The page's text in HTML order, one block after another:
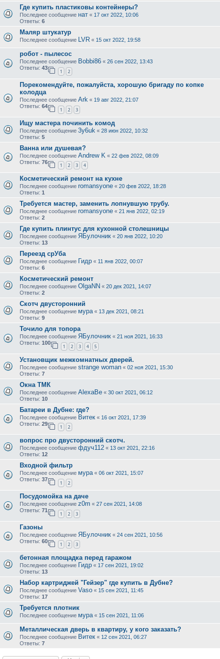
Где купить пластиковы контейнеры?
Последнее сообщение нат « 17 окт 2022, 10:06
Ответы: 6
Маляр штукатур
Последнее сообщение LVR « 15 окт 2022, 19:58
робот - пылесос
Последнее сообщение Bobbi86 « 26 сен 2022, 13:43
Ответы: 43
1 2
Порекомендуйте, пожалуйста, хорошую бригаду по копке
колодца
Последнее сообщение Ark « 19 авг 2022, 21:07
Ответы: 64
1 2 3
Ищу мастера починить комод
Последнее сообщение 3y6uk « 28 июн 2022, 10:32
Ответы: 5
Ванна или душевая?
Последнее сообщение Andrew K « 22 фев 2022, 08:09
Ответы: 76
1 2 3 4
Косметический ремонт на кухне
Последнее сообщение romansyone « 20 фев 2022, 18:28
Ответы: 1
Требуется мастер, заменить лопнувшую трубу.
Последнее сообщение romansyone « 21 янв 2022, 02:19
Ответы: 2
Где купить плинтус для кухонной столешницы
Последнее сообщение ЯБулочник « 20 янв 2022, 10:20
Ответы: 13
Переезд срУба
Последнее сообщение Гидр « 11 янв 2022, 00:07
Ответы: 6
Косметический ремонт
Последнее сообщение OlgaNN « 20 дек 2021, 14:07
Ответы: 2
Скотч двусторонний
Последнее сообщение мура « 13 дек 2021, 08:21
Ответы: 9
Точило для топора
Последнее сообщение ЯБулочник « 21 ноя 2021, 16:33
Ответы: 100
1 2 3 4 5
Установщик межкомнатных дверей.
Последнее сообщение strange woman « 02 ноя 2021, 15:30
Ответы: 7
Окна ТМК
Последнее сообщение AlexaBe « 30 окт 2021, 06:12
Ответы: 10
Батареи в Дубне: где?
Последнее сообщение Витек « 16 окт 2021, 17:39
Ответы: 29
1 2
вопрос про двусторонний скотч.
Последнее сообщение фдуч112 « 13 окт 2021, 22:16
Ответы: 12
Входной фильтр
Последнее сообщение мура« 06 окт 2021, 15:07
Ответы: 37
1 2
Посудомойка на даче
Последнее сообщение z0m « 27 сен 2021, 14:08
Ответы: 71
1 2 3
Газоны
Последнее сообщение ЯБулочник « 24 сен 2021, 10:56
Ответы: 60
1 2 3
бетонная площадка перед гаражом
Последнее сообщение Гидр « 17 сен 2021, 19:02
Ответы: 13
Набор картриджей "Гейзер" где купить в Дубне?
Последнее сообщение Vaso « 15 сен 2021, 11:45
Ответы: 17
Требуется плотник
Последнее сообщение мура« 15 сен 2021, 11:06
Металлическая дверь в квартиру, у кого заказать?
Последнее сообщение Витек « 12 сен 2021, 06:27
Ответы: 7